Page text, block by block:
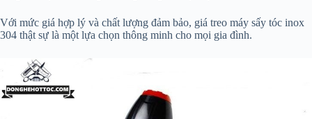
Với mức giá hợp lý và chất lượng đảm bảo, giá treo máy sấy tóc inox
304 thật sự là một lựa chọn thông minh cho mọi gia đình.